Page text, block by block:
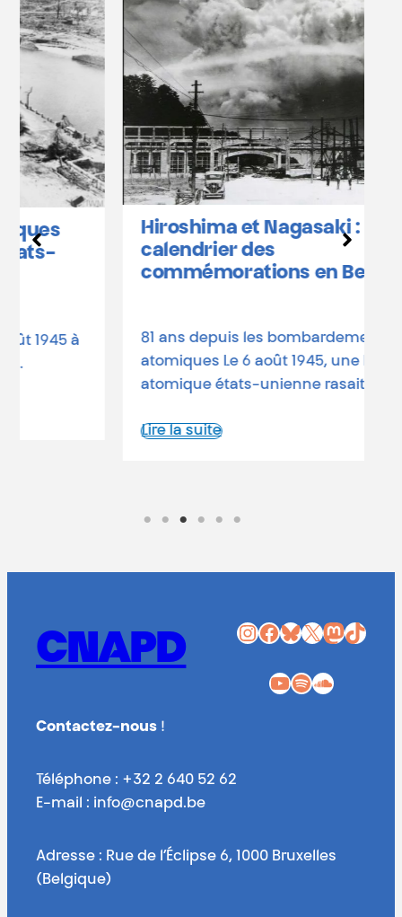
Hiroshima et Nagasaki :
calendrier des
commémorations en Belgique
81 ans depuis les bombardements
atomiques Le 6 août 1945, une bombe
atomique états-unienne rasait…
CNAPD InstagramFacebook Bluesky X Mastodon TikTok
YouTube Spotify SoundCloud
Contactez-nous !
Téléphone : +32 2 640 52 62
E-mail : info@cnapd.be
Adresse : Rue de l’Éclipse 6, 1000 Bruxelles
(Belgique)